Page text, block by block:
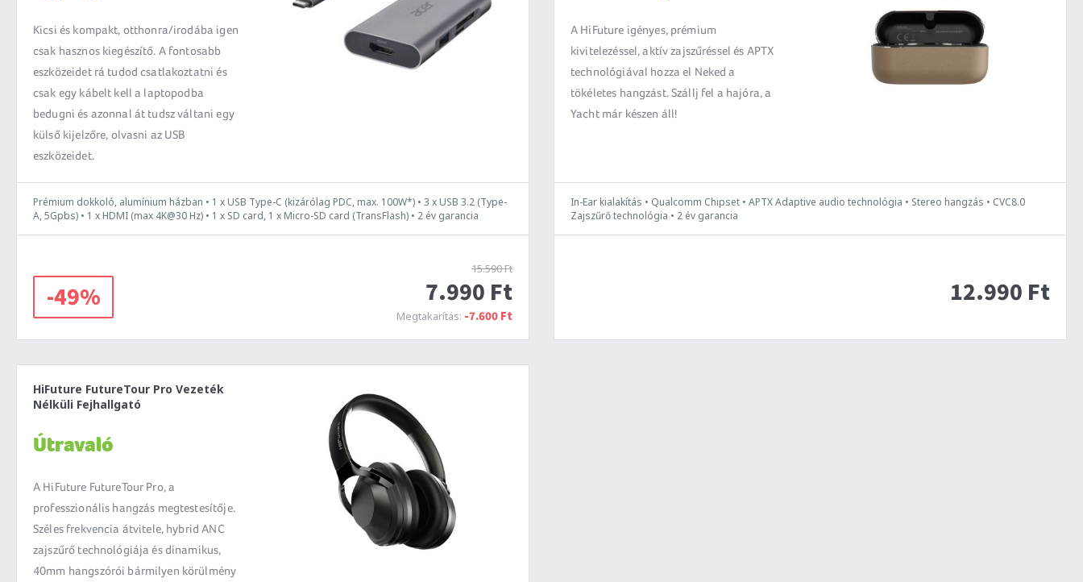
Kicsi és kompakt, otthonra/irodába igen
csak hasznos kiegészítő. A fontosabb
eszközeidet rá tudod csatlakoztatni és
csak egy kábelt kell a laptopodba
bedugni és azonnal át tudsz váltani egy
külső kijelzőre, olvasni az USB
eszközeidet.
Prémium dokkoló, alumínium házban • 1 x USB Type-C (kizárólag PDC, max. 100W*) • 3 x USB 3.2 (Type-
A, 5Gpbs) • 1 x HDMI (max 4K@30 Hz) • 1 x SD card, 1 x Micro-SD card (TransFlash) • 2 év garancia
15.590 Ft
7.990 Ft
Megtakarítás: -7.600 Ft
-49%
A HiFuture igényes, prémium
kivitelezéssel, aktív zajszűréssel és APTX
technológiával hozza el Neked a
tökéletes hangzást. Szállj fel a hajóra, a
Yacht már készen áll!
In-Ear kialakítás • Qualcomm Chipset • APTX Adaptive audio technológia • Stereo hangzás • CVC8.0
Zajszűrő technológia • 2 év garancia
12.990 Ft
HiFuture FutureTour Pro Vezeték
Nélküli Fejhallgató
Útravaló
A HiFuture FutureTour Pro, a
professzionális hangzás megtestesítője.
Széles frekvencia átvitele, hybrid ANC
zajszűrő technológiája és dinamikus,
40mm hangszórói bármilyen körülmény